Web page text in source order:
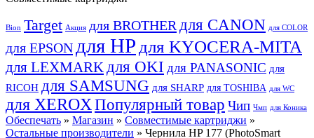
Bion Target Акция для BROTHER для CANON для COLOR
для EPSON для HP для KYOCERA-MITA
для LEXMARK для OKI для PANASONIC для
RICOH для SAMSUNG для SHARP для TOSHIBA для WC
для XEROX Популярный товар Чип Чмп для Коника
Обеспечать » Магазин » Совместимые картриджи »
Остальные производители » Чернила HP 177 (PhotoSmart